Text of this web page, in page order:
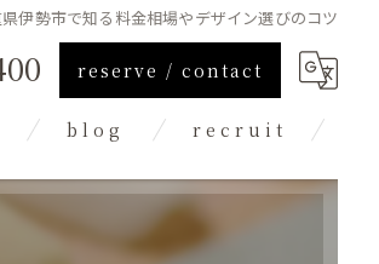
伊勢市で知る料金相場やデザイン選びのコツ
reserve / contact
blog recruit